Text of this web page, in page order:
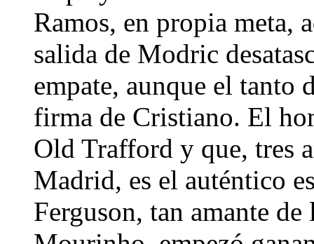
Ramos, en propia meta,
salida de Modric
empate, aunque el
firma de Cristiano. El
Old Trafford y que, tres
Madrid, es el auténtico
Ferguson, tan amante de